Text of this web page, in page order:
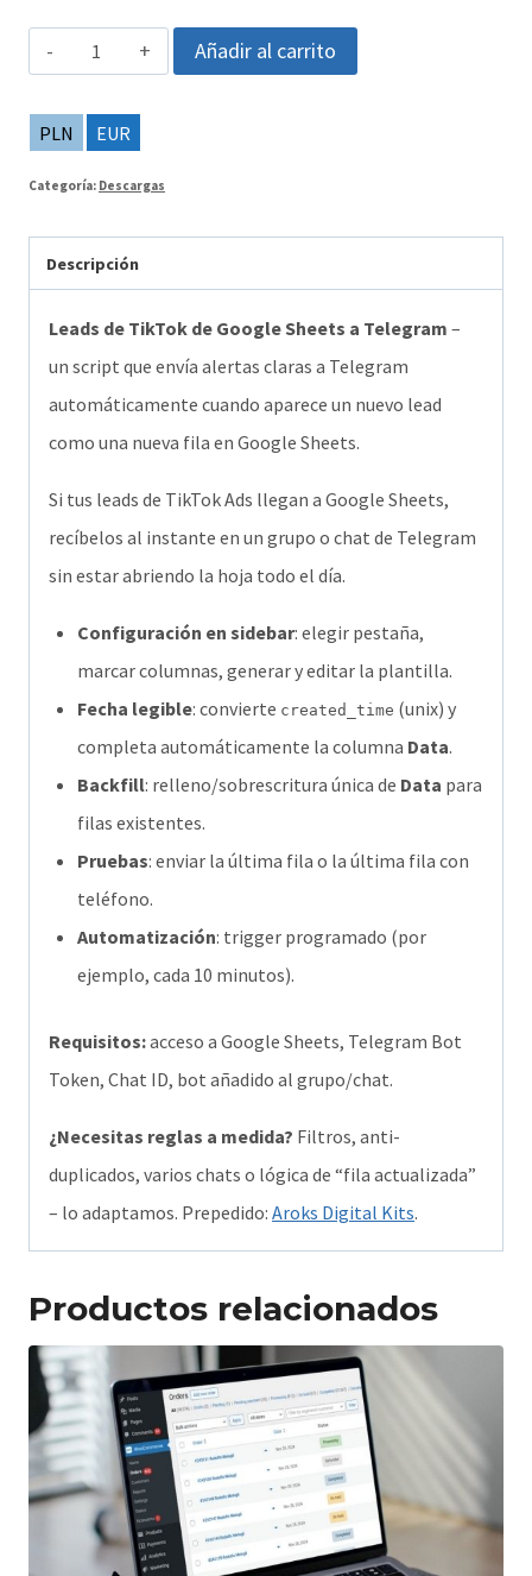
Leads
TikTok
Google
Sheets
a
nuevo
como
mensaje
Añadir al carrito
PLN EUR
Categoría: Descargas
Descripción
Leads de TikTok de Google Sheets a Telegram –
un script que envía alertas claras a Telegram
automáticamente cuando aparece un nuevo lead
como una nueva fila en Google Sheets.
Si tus leads de TikTok Ads llegan a Google Sheets,
recíbelos al instante en un grupo o chat de Telegram
sin estar abriendo la hoja todo el día.
Configuración en sidebar: elegir pestaña,
marcar columnas, generar y editar la plantilla.
Fecha legible: convierte created_time (unix) y
completa automáticamente la columna Data.
Backfill: relleno/sobrescritura única de Data para
filas existentes.
Pruebas: enviar la última fila o la última fila con
teléfono.
Automatización: trigger programado (por
ejemplo, cada 10 minutos).
Requisitos:acceso a Google Sheets, Telegram Bot
Token, Chat ID, bot añadido al grupo/chat.
¿Necesitas reglas a medida? Filtros, anti-
duplicados, varios chats o lógica de “fila actualizada”
– lo adaptamos. Prepedido: Aroks Digital Kits.
Productos relacionados